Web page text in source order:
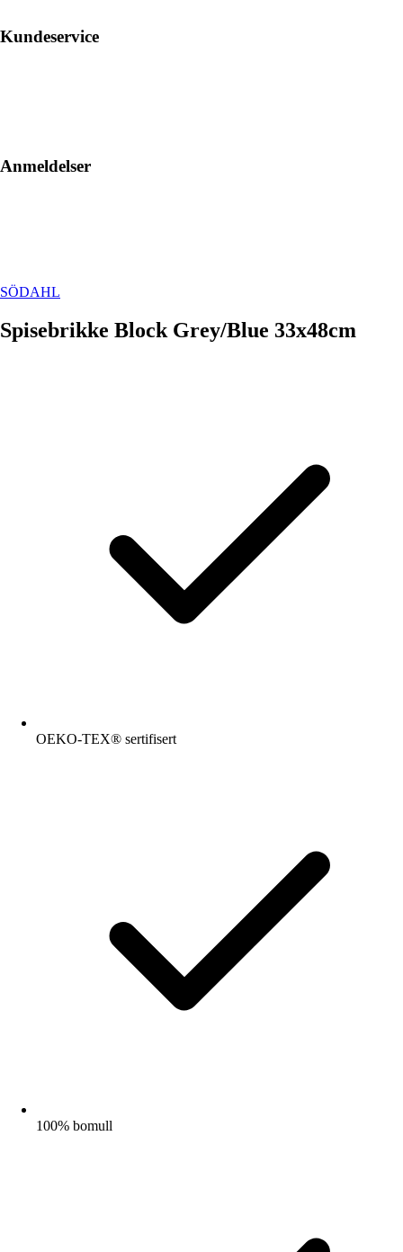
Kundeservice
Anmeldelser
SÖDAHL
Spisebrikke Block Grey/Blue 33x48cm
OEKO-TEX® sertifisert
100% bomull